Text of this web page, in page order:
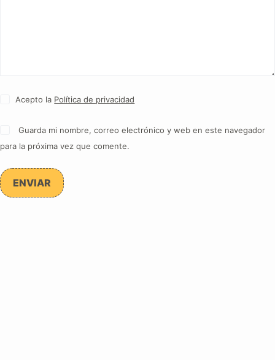
Acepto la Política de privacidad
Guarda mi nombre, correo electrónico y web en este navegador
para la próxima vez que comente.
ENVIAR